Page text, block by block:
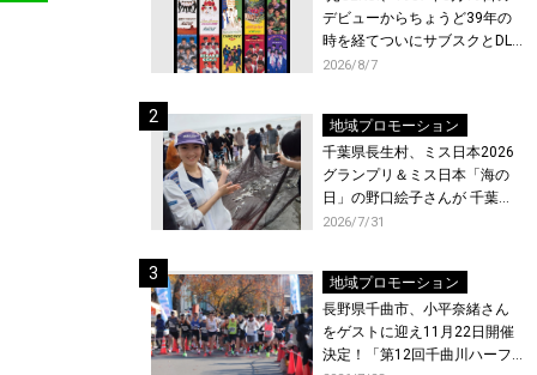
デビューからちょうど39年の
時を経てついにサブスクとDL
配信が解禁！
2026/8/7
地域プロモーション
千葉県長生村、ミス日本2026
グランプリ＆ミス日本「海の
日」の野口絵子さんが 千葉県
唯一の村・長生村で地引網を
2026/7/31
地域プロモーション
長野県千曲市、小平奈緒さん
をゲストに迎え11月22日開催
決定！「第12回千曲川ハーフ